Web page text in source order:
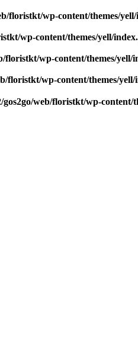
floristkt/wp-content/themes/
wp-content/themes/yell/
floristkt/wp-content/themes/yell/
floristkt/wp-content/themes/
gos2go/web/floristkt/wp-content/